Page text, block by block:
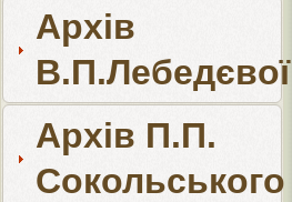
Архів
В.П.Лебедєвої
Архів П.П.
Сокольського